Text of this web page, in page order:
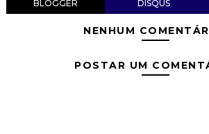
BLOGGER DISQUS
NENHUM
POSTAR UM